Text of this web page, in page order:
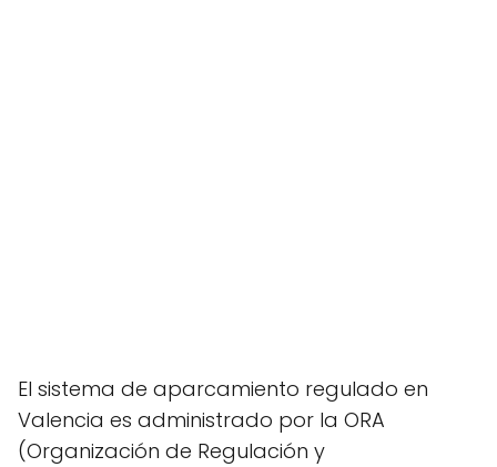
El sistema de aparcamiento regulado en
Valencia es administrado por la ORA
(Organización de Regulación y